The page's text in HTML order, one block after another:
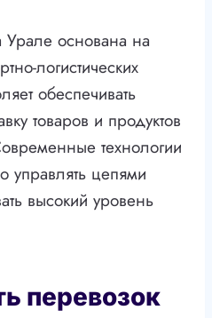
Урале основана на
логистических
обеспечивать
товаров и продуктов
технологии
управлять цепями
высокий уровень
перевозок